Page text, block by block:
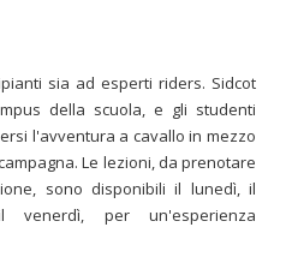
sia ad esperti riders. Sidcot
della scuola, e gli studenti
l'avventura a cavallo in mezzo
Le lezioni, da prenotare
sono disponibili il lunedì, il
per un'esperienza